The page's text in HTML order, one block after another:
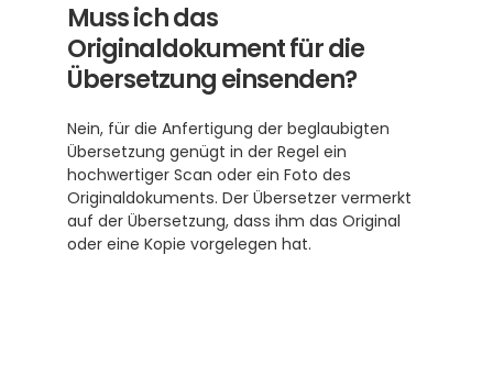
Muss ich das
Originaldokument für die
Übersetzung einsenden?
Nein, für die Anfertigung der beglaubigten
Übersetzung genügt in der Regel ein
hochwertiger Scan oder ein Foto des
Originaldokuments. Der Übersetzer vermerkt
auf der Übersetzung, dass ihm das Original
oder eine Kopie vorgelegen hat.